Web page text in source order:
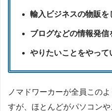
輸入ビジネスの物販を
ブログなどの情報発信
やりたいことをやって
ノマドワーカーが全員この
すが、ほとんどがパソコン